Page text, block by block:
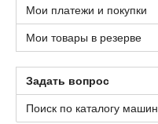
Мои платежи и покупки
Мои товары в резерве
Задать вопрос
Поиск по каталогу машин